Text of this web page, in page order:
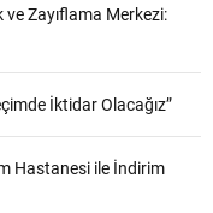
ve Zayıflama Merkezi:
İktidar Olacağız”
Hastanesi ile İndirim